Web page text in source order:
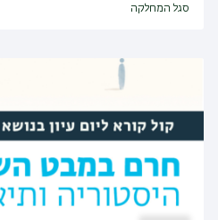
סגל המחלקה